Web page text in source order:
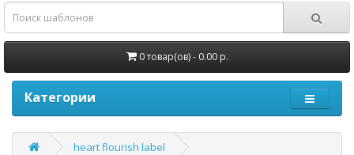
0 товар(ов) - 0.00 р.
Категории
heart flourish label